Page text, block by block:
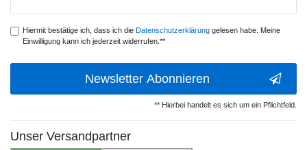
Hiermit bestätige ich, dass ich die Daten­schutz­erklärunggelesen habe. Meine
Einwilligung kann ich jederzeit widerrufen.**
Newsletter Abonnieren
** Hierbei handelt es sich um ein Pflichtfeld.
Unser Versandpartner